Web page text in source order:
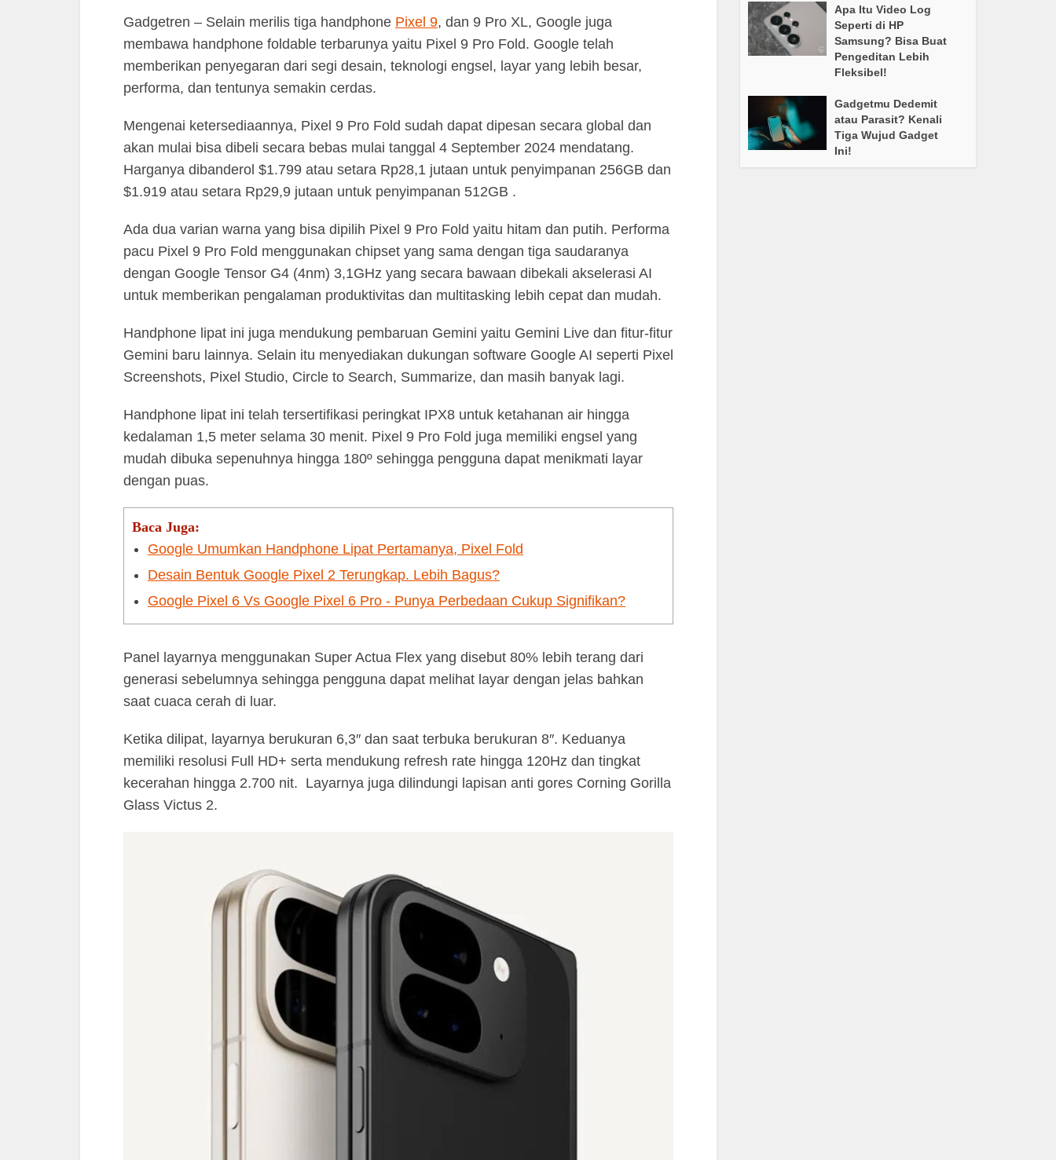
Gadgetren – Selain merilis tiga handphone Pixel 9, dan 9 Pro XL, Google juga
membawa handphone foldable terbarunya yaitu Pixel 9 Pro Fold. Google telah
memberikan penyegaran dari segi desain, teknologi engsel, layar yang lebih besar,
performa, dan tentunya semakin cerdas.
Mengenai ketersediaannya, Pixel 9 Pro Fold sudah dapat dipesan secara global dan
akan mulai bisa dibeli secara bebas mulai tanggal 4 September 2024 mendatang.
Harganya dibanderol $1.799 atau setara Rp28,1 jutaan untuk penyimpanan 256GB dan
$1.919 atau setara Rp29,9 jutaan untuk penyimpanan 512GB .
Ada dua varian warna yang bisa dipilih Pixel 9 Pro Fold yaitu hitam dan putih. Performa
pacu Pixel 9 Pro Fold menggunakan chipset yang sama dengan tiga saudaranya
dengan Google Tensor G4 (4nm) 3,1GHz yang secara bawaan dibekali akselerasi AI
untuk memberikan pengalaman produktivitas dan multitasking lebih cepat dan mudah.
Handphone lipat ini juga mendukung pembaruan Gemini yaitu Gemini Live dan fitur-fitur
Gemini baru lainnya. Selain itu menyediakan dukungan software Google AI seperti Pixel
Screenshots, Pixel Studio, Circle to Search, Summarize, dan masih banyak lagi.
Handphone lipat ini telah tersertifikasi peringkat IPX8 untuk ketahanan air hingga
kedalaman 1,5 meter selama 30 menit. Pixel 9 Pro Fold juga memiliki engsel yang
mudah dibuka sepenuhnya hingga 180º sehingga pengguna dapat menikmati layar
dengan puas.
Baca Juga:
Google Umumkan Handphone Lipat Pertamanya, Pixel Fold
Desain Bentuk Google Pixel 2 Terungkap. Lebih Bagus?
Google Pixel 6 Vs Google Pixel 6 Pro - Punya Perbedaan Cukup Signifikan?
Panel layarnya menggunakan Super Actua Flex yang disebut 80% lebih terang dari
generasi sebelumnya sehingga pengguna dapat melihat layar dengan jelas bahkan
saat cuaca cerah di luar.
Ketika dilipat, layarnya berukuran 6,3″ dan saat terbuka berukuran 8″. Keduanya
memiliki resolusi Full HD+ serta mendukung refresh rate hingga 120Hz dan tingkat
kecerahan hingga 2.700 nit. Layarnya juga dilindungi lapisan anti gores Corning Gorilla
Glass Victus 2.
Apa Itu Video Log
Seperti di HP
Samsung? Bisa Buat
Pengeditan Lebih
Fleksibel!
Gadgetmu Dedemit
atau Parasit? Kenali
Tiga Wujud Gadget
Ini!